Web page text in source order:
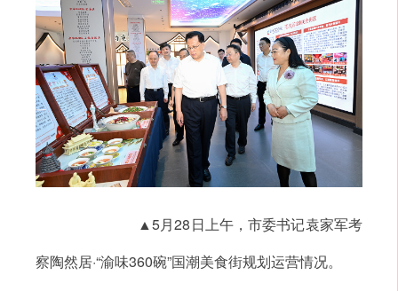
▲5月28日上午，市委书记袁家军考
察陶然居·“渝味360碗”国潮美食街规划运营情况。